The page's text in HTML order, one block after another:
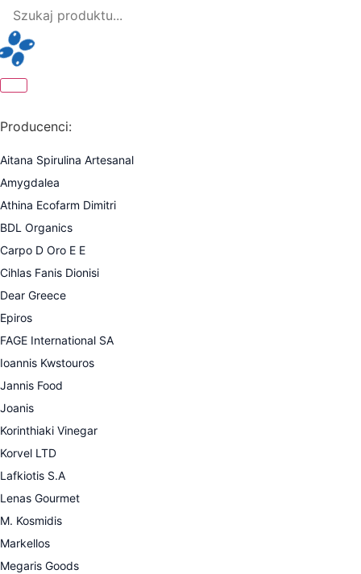
Producenci:
Aitana Spirulina Artesanal
Amygdalea
Athina Ecofarm Dimitri
BDL Organics
Carpo D Oro E E
Cihlas Fanis Dionisi
Dear Greece
Epiros
FAGE International SA
Ioannis Kwstouros
Jannis Food
Joanis
Korinthiaki Vinegar
Korvel LTD
Lafkiotis S.A
Lenas Gourmet
M. Kosmidis
Markellos
Megaris Goods